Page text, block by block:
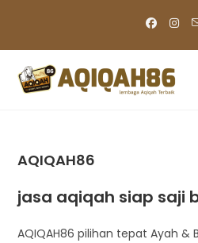
content
AQIQAH86
jasa aqiqah siap saji
AQIQAH86 pilihan tepat Ayah &